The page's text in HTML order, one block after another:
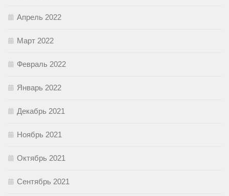
Апрель 2022
Март 2022
Февраль 2022
Январь 2022
Декабрь 2021
Ноябрь 2021
Октябрь 2021
Сентябрь 2021